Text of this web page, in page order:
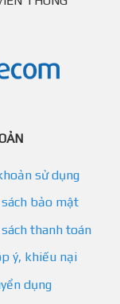
sử dụng
bảo mật
thanh toán
ý, khiếu nại
dụng